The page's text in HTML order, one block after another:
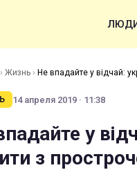
› Жизнь › Не впадайте у відчай:
14 апреля 2019 · 11:38
у
з